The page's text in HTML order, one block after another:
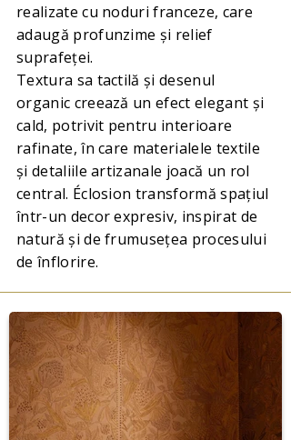
realizate cu noduri franceze, care
adaugă profunzime și relief
suprafeței.
Textura sa tactilă și desenul
organic creează un efect elegant și
cald, potrivit pentru interioare
rafinate, în care materialele textile
și detaliile artizanale joacă un rol
central. Éclosion transformă spațiul
într-un decor expresiv, inspirat de
natură și de frumusețea procesului
de înflorire.